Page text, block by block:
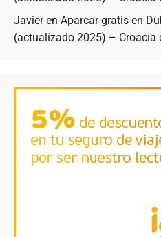
Javieren Aparcar gratis en
(actualizado 2025) – Croacia